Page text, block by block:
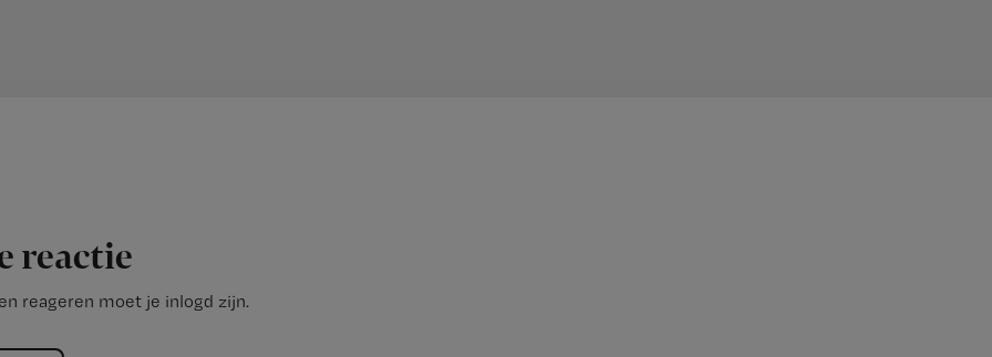
reactie
reageren moet je inlogd zijn.